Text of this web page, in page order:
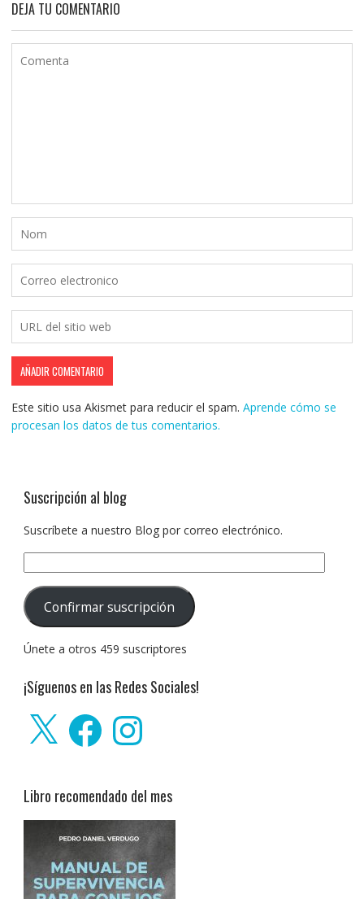
DEJA TU COMENTARIO
Este sitio usa Akismet para reducir el spam. Aprende cómo se
procesan los datos de tus comentarios.
Suscripción al blog
Suscríbete a nuestro Blog por correo electrónico.
correo
electrónico:
Confirmar suscripción
Únete a otros 459 suscriptores
¡Síguenos en las Redes Sociales!
FacebookInstagram
Libro recomendado del mes